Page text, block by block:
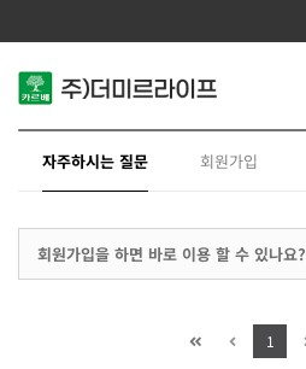
자주하시는 질문
회원가입
회원가입을 하면 바로 이용 할 수 있나요?
1